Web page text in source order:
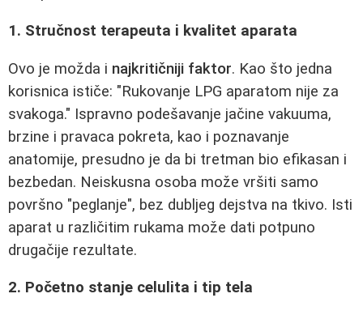
1. Stručnost terapeuta i kvalitet aparata
Ovo je možda i najkritičniji faktor. Kao što jedna
korisnica ističe: "Rukovanje LPG aparatom nije za
svakoga." Ispravno podešavanje jačine vakuuma,
brzine i pravaca pokreta, kao i poznavanje
anatomije, presudno je da bi tretman bio efikasan i
bezbedan. Neiskusna osoba može vršiti samo
površno "peglanje", bez dubljeg dejstva na tkivo. Isti
aparat u različitim rukama može dati potpuno
drugačije rezultate.
2. Početno stanje celulita i tip tela